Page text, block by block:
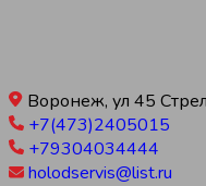
Воронеж, ул 45
+7(473)2405015
+79304034444
holodservis@list.ru